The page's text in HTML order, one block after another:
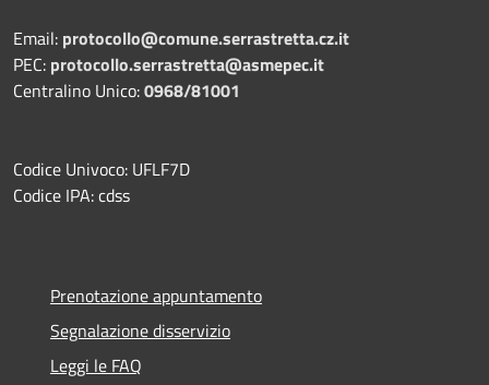
Email: protocollo@comune.serrastretta.cz.it
PEC: protocollo.serrastretta@asmepec.it
Centralino Unico:0968/81001
Codice Univoco: UFLF7D
Codice IPA: cdss
Prenotazione appuntamento
Segnalazione disservizio
Leggi le FAQ